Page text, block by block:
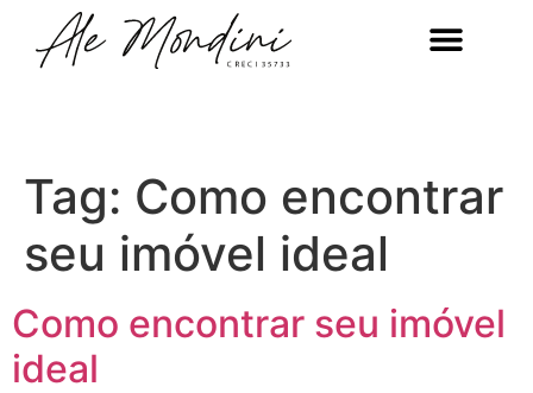
Tag: Como encontrar
seu imóvel ideal
Como encontrar seu imóvel
ideal